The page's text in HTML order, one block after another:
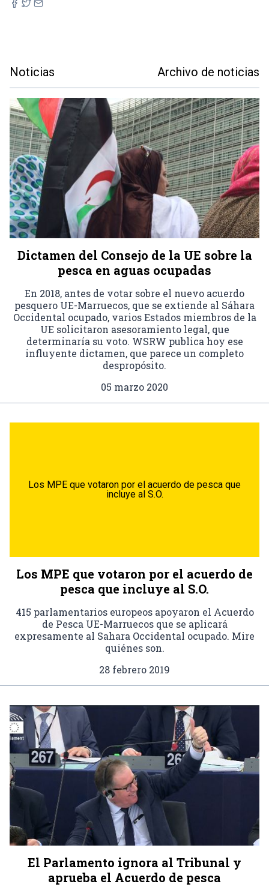
Noticias Archivo de noticias
Dictamen del Consejo de la UE sobre la
pesca en aguas ocupadas
En 2018, antes de votar sobre el nuevo acuerdo
pesquero UE-Marruecos, que se extiende al Sáhara
Occidental ocupado, varios Estados miembros de la
UE solicitaron asesoramiento legal, que
determinaría su voto. WSRW publica hoy ese
influyente dictamen, que parece un completo
despropósito.
05 marzo 2020
Los MPE que votaron por el acuerdo de pesca que
incluye al S.O.
Los MPE que votaron por el acuerdo de
pesca que incluye al S.O.
415 parlamentarios europeos apoyaron el Acuerdo
de Pesca UE-Marruecos que se aplicará
expresamente al Sahara Occidental ocupado. Mire
quiénes son.
28 febrero 2019
El Parlamento ignora al Tribunal y
aprueba el Acuerdo de pesca